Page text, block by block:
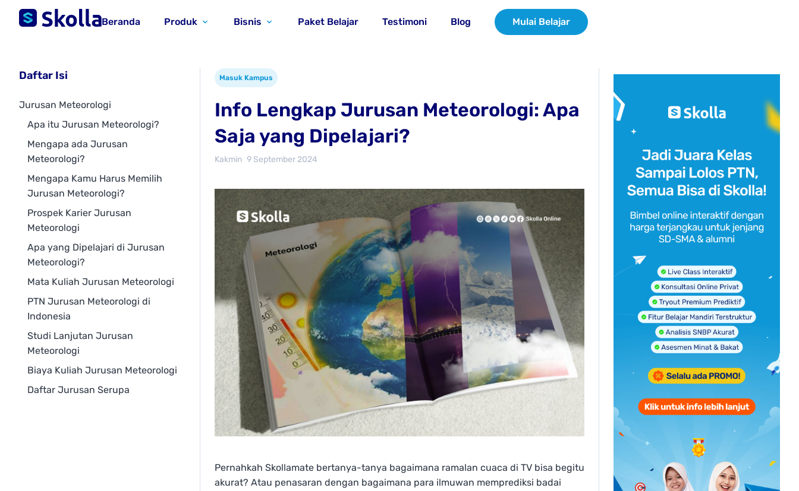
Beranda Produk Bisnis Paket Belajar Testimoni Blog Mulai Belajar
Daftar Isi
Jurusan Meteorologi
Apa itu Jurusan Meteorologi?
Mengapa ada Jurusan
Meteorologi?
Mengapa Kamu Harus Memilih
Jurusan Meteorologi?
Prospek Karier Jurusan
Meteorologi
Apa yang Dipelajari di Jurusan
Meteorologi?
Mata Kuliah Jurusan Meteorologi
PTN Jurusan Meteorologi di
Indonesia
Studi Lanjutan Jurusan
Meteorologi
Biaya Kuliah Jurusan Meteorologi
Daftar Jurusan Serupa
Masuk Kampus
Info Lengkap Jurusan Meteorologi: Apa
Saja yang Dipelajari?
Kakmin 9 September 2024
Pernahkah Skollamate bertanya-tanya bagaimana ramalan cuaca di TV bisa begitu
akurat? Atau penasaran dengan bagaimana para ilmuwan memprediksi badai